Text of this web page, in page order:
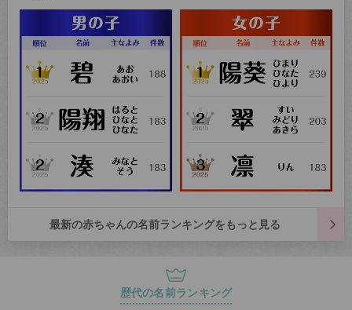
最新の赤ちゃんの名前ランキングをもっと見る
歴代の名前ランキング